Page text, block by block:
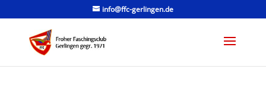
info@ffc-gerlingen.de